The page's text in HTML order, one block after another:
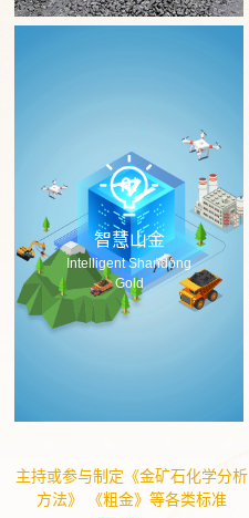
智慧山金
Intelligent Shandong
Gold
主持或参与制定《金矿石化学分析
方法》
《粗金》等各类标准